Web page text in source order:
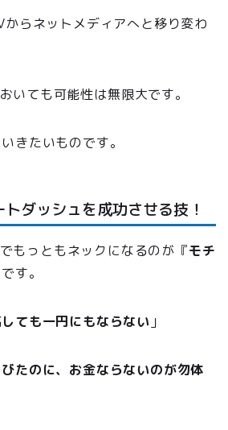
からネットメディアへと移り変わ
いても可能性は無限大です。
きたいものです。
ダッシュを成功させる技！
もっともネックになるのが『モチ
す。
ても一円にもならない 」
たのに、お金ならないのが勿体